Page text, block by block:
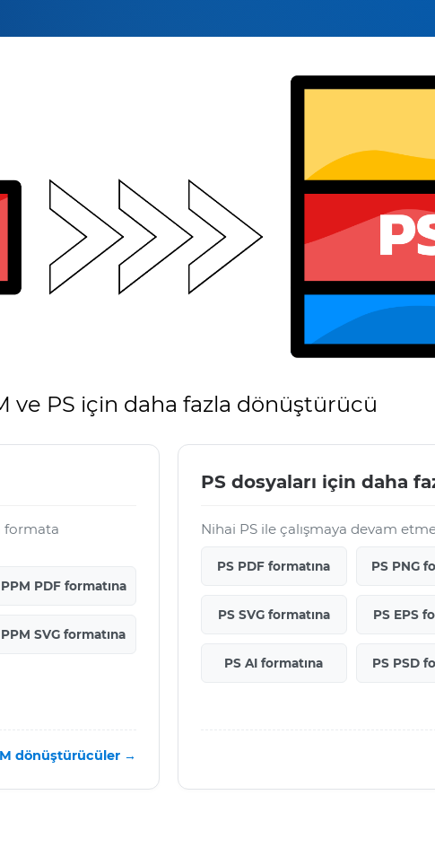
ve PS için daha fazla dönüştürücü
formata
PPM PDF formatına
PPM SVG formatına
dönüştürücüler →
PS dosyaları için daha
Nihai PS ile çalışmaya devam
PS PDF formatına PS PNG
PS SVG formatına PS EPS
PS AI formatına PS PSD